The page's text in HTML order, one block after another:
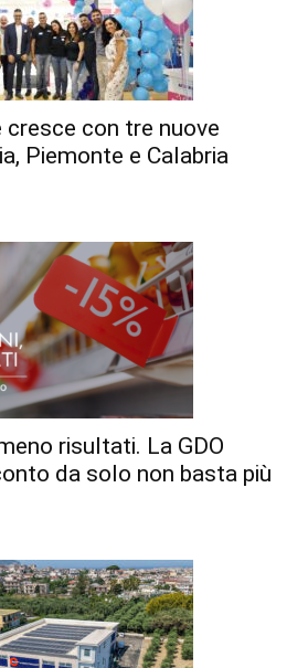
cresce con tre nuove
Piemonte e Calabria
risultati. La GDO
da solo non basta più